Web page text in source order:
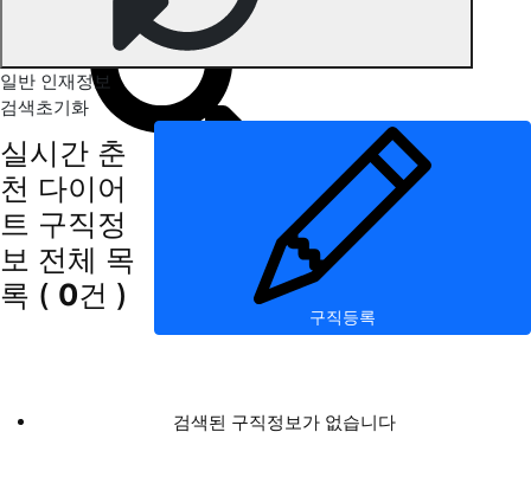
일반 인재정보
검색초기화
실시간 춘
천 다이어
트 구직정
보 전체 목
록 ( 0건 )
구직등록
검색된 구직정보가 없습니다